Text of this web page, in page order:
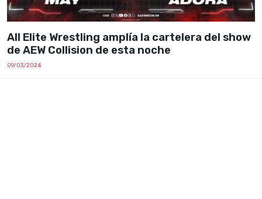
All Elite Wrestling amplía la cartelera del show
de AEW Collision de esta noche
09/03/2024